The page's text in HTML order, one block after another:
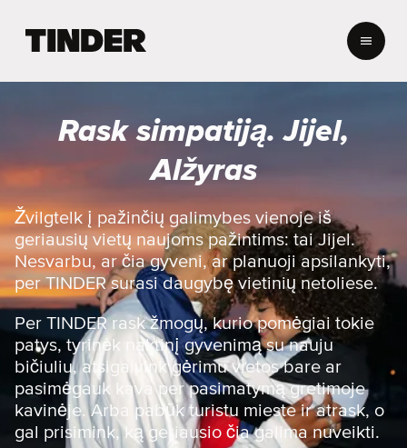
E
R
a
r
i
n
d
i
n
i
s
Rask simpatiją. Jijel,
Alžyras
Žvilgtelk į pažinčių galimybes vienoje iš
geriausių vietų naujoms pažintims: tai Jijel.
Nesvarbu, ar čia gyveni, ar planuoji apsilankyti,
per TINDER surasi daugybę vietinių netoliese.
Per TINDER rask žmogų, kurio pomėgiai tokie
patys, tyrinėk naktinį gyvenimą su nauju
bičiuliu, atsigaivink gėrimu vietos bare ar
pasimėgauk kava per pasimatymą gretimoje
kavinėje. Arba pabūk turistu mieste ir atrask, o
gal prisimink, ką geriausio čia galima nuveikti.